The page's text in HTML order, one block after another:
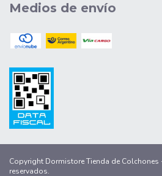
Medios de envío
Copyright Dormistore Tienda de
reservados.